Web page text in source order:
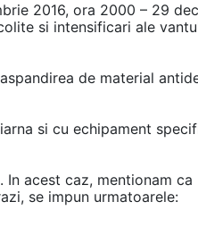
2016, ora 2000 – 29
si intensificari ale
de material
si cu echipament
acest caz, mentionam ca
se impun urmatoarele: